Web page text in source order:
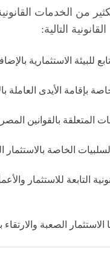
من الخدمات
التالية:
تابع للبيئة الاستثمارية
بإقامة الأيدى العاملة
المتعلقة بالقوانين
الخاصة بالاستثمار
التابعة
الصعبة والارتقاء